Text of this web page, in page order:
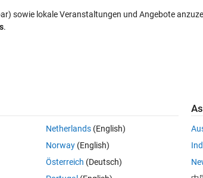
integrating Time and
Ältere Kommentare anzeigen
In MATLAB Online öffnen 0 Stimmen
sowie lokale Veranstaltungen und Angebote
.
Netherlands(English)
Norway(English)
Österreich (Deutsch)